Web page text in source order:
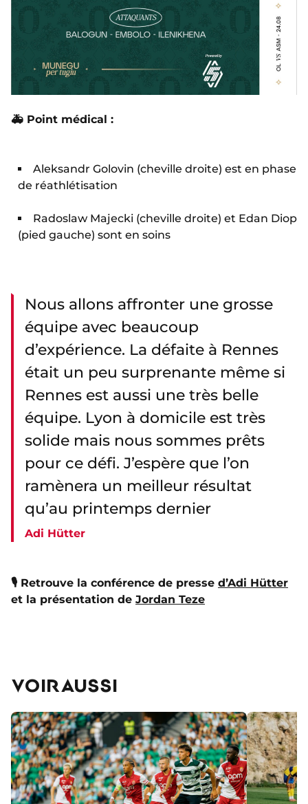
🚑 Point médical :
Aleksandr Golovin (cheville droite) est en phase
de réathlétisation
Radoslaw Majecki (cheville droite) et Edan Diop
(pied gauche) sont en soins
Nous allons affronter une grosse
équipe avec beaucoup
d’expérience. La défaite à Rennes
était un peu surprenante même si
Rennes est aussi une très belle
équipe. Lyon à domicile est très
solide mais nous sommes prêts
pour ce défi. J’espère que l’on
ramènera un meilleur résultat
qu’au printemps dernier
Adi Hütter
🎙 Retrouve la conférence de presse d’Adi Hütter
et la présentation de Jordan Teze
VOIR AUSSI